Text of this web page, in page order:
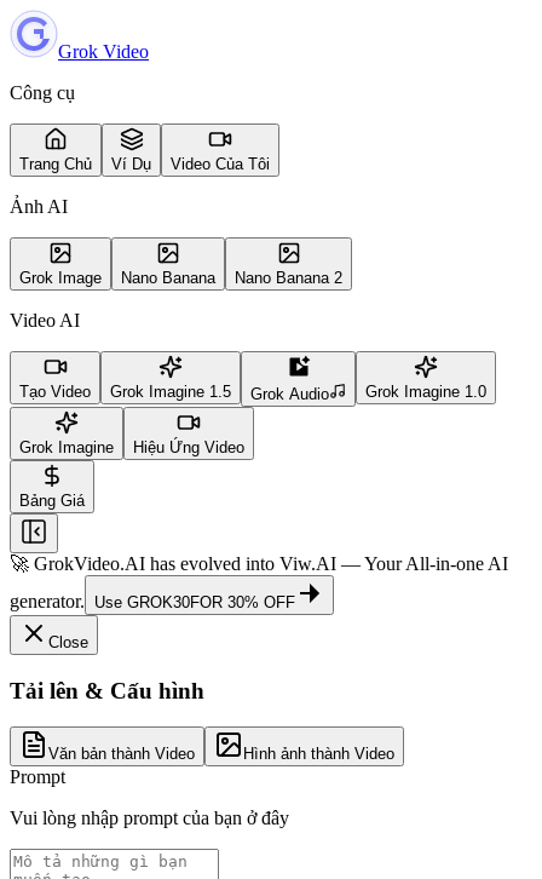
Grok Video
Công cụ
Trang Chủ Ví Dụ Video Của Tôi
Ảnh AI
Grok Image Nano Banana Nano Banana 2
Video AI
Tạo Video Grok Imagine 1.5 Grok Audio Grok Imagine 1.0
Grok Imagine Hiệu Ứng Video
Bảng Giá
🚀 GrokVideo.AI has evolved into Viw.AI — Your All-in-one AI
generator.
Use GROK30FOR 30% OFF
Close
Tải lên & Cấu hình
Văn bản thành Video Hình ảnh thành Video
Prompt
Vui lòng nhập prompt của bạn ở đây